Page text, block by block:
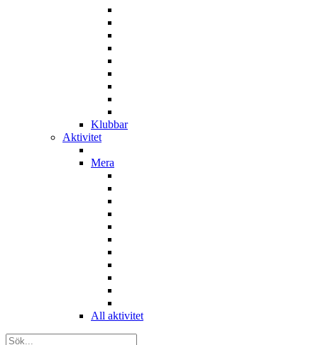
Klubbar
Aktivitet
Mera
All aktivitet